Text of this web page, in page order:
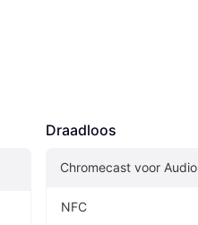
Draadloos
Chromecast voor Audio
NFC